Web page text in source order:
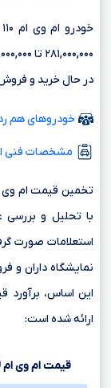
در حال خرید و
خودروهای هم رده ام وی ام ۱۱۰
مشخصات فنی ام وی ام ۱۱۰
با تحلیل و بررسی
استعلامات صورت
نمایشگاه داران و
این اساس،
ارائه شده است:
قیمت ام وی ام